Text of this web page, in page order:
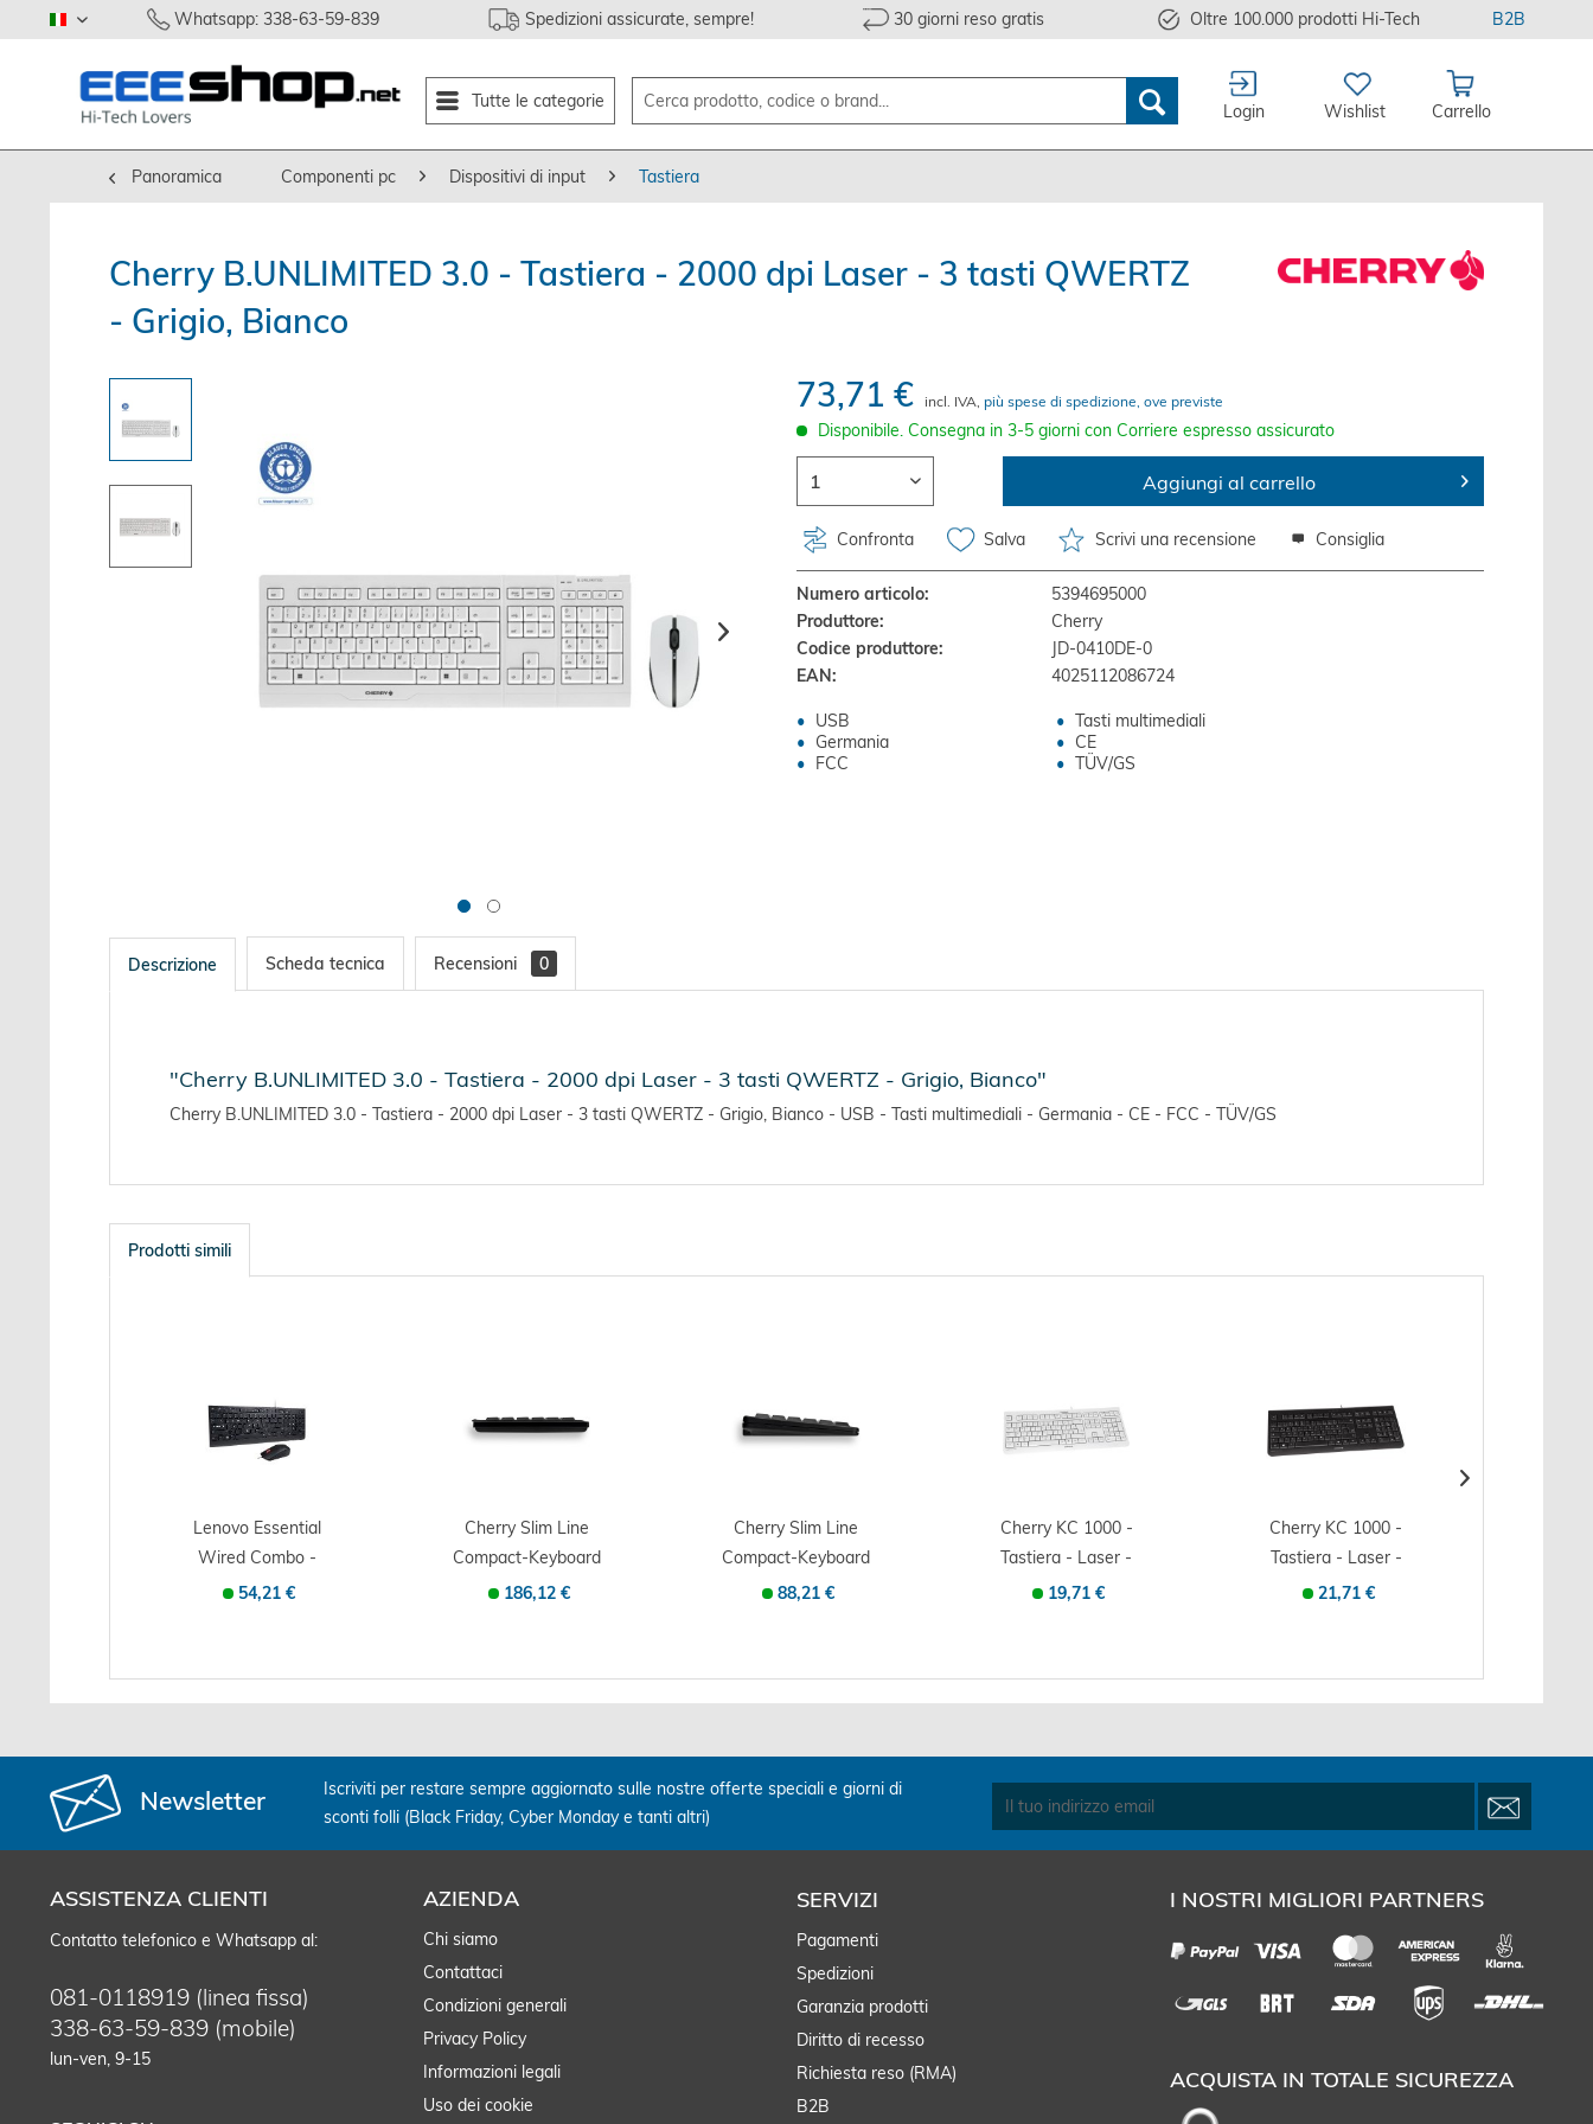
italiano Whatsapp: 338-63-59-839 Spedizioni assicurate, sempre! 30 giorni reso gratis Oltre 100.000 prodotti Hi-Tech B2B
Tutte le categorie
Login Wishlist Carrello
Panoramica Componenti pc Dispositivi di input Tastiera
Cherry B.UNLIMITED 3.0 - Tastiera - 2000 dpi Laser - 3 tasti QWERTZ
- Grigio, Bianco
73,71 €
incl. IVA, più spese di spedizione, ove previste
Disponibile. Consegna in 3-5 giorni con Corriere espresso assicurato
Aggiungi al carrello
Confronta Salva Scrivi una recensione Consiglia
Numero articolo:
5394695000
Produttore:
Cherry
Codice produttore:
JD-0410DE-0
EAN:
4025112086724
USB
Tasti multimediali
Germania
CE
FCC
TÜV/GS
Descrizione Scheda tecnica Recensioni 0
"Cherry B.UNLIMITED 3.0 - Tastiera - 2000 dpi Laser - 3 tasti QWERTZ - Grigio, Bianco"
Cherry B.UNLIMITED 3.0 - Tastiera - 2000 dpi Laser - 3 tasti QWERTZ - Grigio, Bianco - USB - Tasti multimediali - Germania - CE - FCC - TÜV/GS
Prodotti simili
Lenovo Essential
Wired Combo -
Tastiera - 1000...
54,21 €
Cherry Slim Line
Compact-Keyboard
G84-4400 -...
186,12 €
Cherry Slim Line
Compact-Keyboard
G84-4100 -...
88,21 €
Cherry KC 1000 -
Tastiera - Laser -
105 tasti...
19,71 €
Cherry KC 1000 -
Tastiera - Laser -
105 tasti...
21,71 €
Newsletter
Iscriviti per restare sempre aggiornato sulle nostre offerte speciali e giorni di
sconti folli (Black Friday, Cyber Monday e tanti altri)
ASSISTENZA CLIENTI
Contatto telefonico e Whatsapp al:
081-0118919 (linea fissa)
338-63-59-839 (mobile)
lun-ven, 9-15
AZIENDA
Chi siamo
Contattaci
Condizioni generali
Privacy Policy
Informazioni legali
Uso dei cookie
SERVIZI
Pagamenti
Spedizioni
Garanzia prodotti
Diritto di recesso
Richiesta reso (RMA)
B2B
I NOSTRI MIGLIORI PARTNERS
ACQUISTA IN TOTALE SICUREZZA